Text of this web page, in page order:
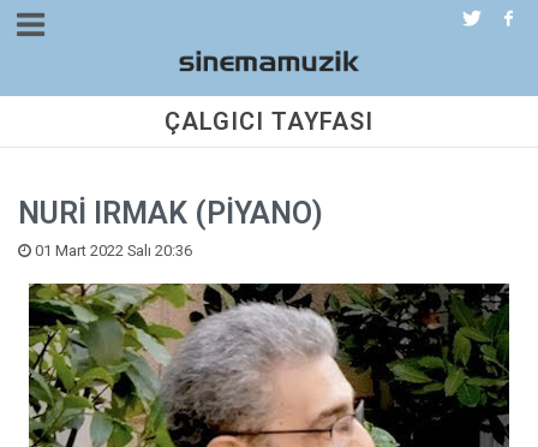
ÇALGICI TAYFASI
NURİ IRMAK (PİYANO)
01 Mart 2022 Salı 20:36